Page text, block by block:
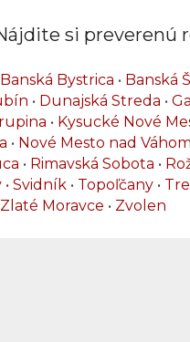
si preverenú
Banská Bystrica • Banská
• Dunajská Streda •
• Kysucké Nové
• Nové Mesto nad
• Rimavská Sobota •
• Svidník • Topoľčany •
Zlaté Moravce • Zvolen